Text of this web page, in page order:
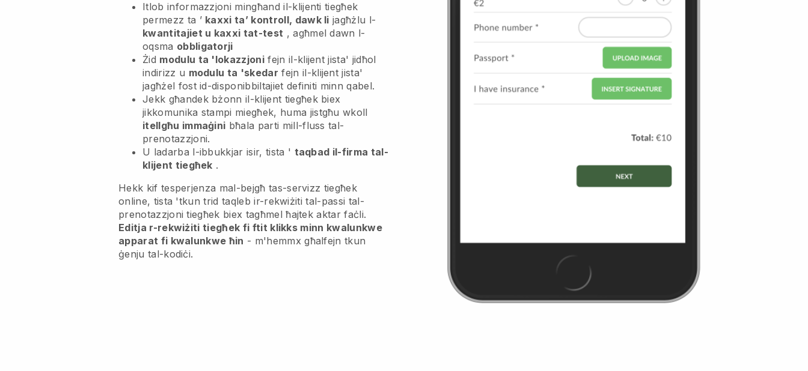
Itlob informazzjoni mingħand il-klijenti tiegħek
permezz ta ’ kaxxi ta’ kontroll, dawk li jagħżlu l-
kwantitajiet u kaxxi tat-test , agħmel dawn l-
oqsma obbligatorji
Żid modulu ta 'lokazzjoni fejn il-klijent jista' jidħol
indirizz u modulu ta 'skedar fejn il-klijent jista'
jagħżel fost id-disponibbiltajiet definiti minn qabel.
Jekk għandek bżonn il-klijent tiegħek biex
jikkomunika stampi miegħek, huma jistgħu wkoll
itellgħu immaġini bħala parti mill-fluss tal-
prenotazzjoni.
U ladarba l-ibbukkjar isir, tista ' taqbad il-firma tal-
klijent tiegħek .
Hekk kif tesperjenza mal-bejgħ tas-servizz tiegħek
online, tista 'tkun trid taqleb ir-rekwiżiti tal-passi tal-
prenotazzjoni tiegħek biex tagħmel ħajtek aktar faċli.
Editja r-rekwiżiti tiegħek fi ftit klikks minn kwalunkwe
apparat fi kwalunkwe ħin - m'hemmx għalfejn tkun
ġenju tal-kodiċi.